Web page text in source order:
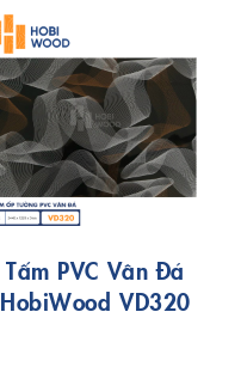
Tấm PVC Vân Đá
HobiWood VD320